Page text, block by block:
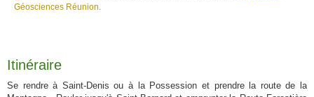
Géosciences Réunion
Itinéraire
Se rendre à Saint-Denis ou à la Possession et prendre la route de la